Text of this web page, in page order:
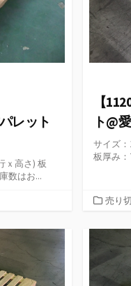
レット
ｘ高さ) 板
数はお...
【
ト@
サイズ
板厚み
カ
ゴ
売り